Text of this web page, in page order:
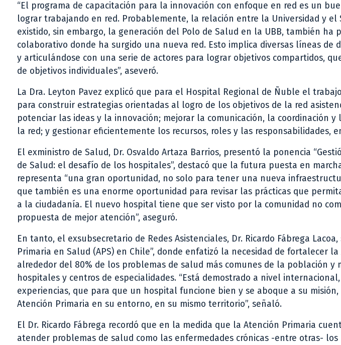
“El programa de capacitación para la innovación con enfoque en red es un
lograr trabajando en red. Probablemente, la relación entre la Universidad y el
existido, sin embargo, la generación del Polo de Salud en la UBB, también
colaborativo donde ha surgido una nueva red. Esto implica diversas líneas de
y articulándose con una serie de actores para lograr objetivos compartidos,
de objetivos individuales”, aseveró.
La Dra. Leyton Pavez explicó que para el Hospital Regional de Ñuble el
para construir estrategias orientadas al logro de los objetivos de la red
potenciar las ideas y la innovación; mejorar la comunicación, la coordinación
la red; y gestionar eficientemente los recursos, roles y las responsabilidades,
El exministro de Salud, Dr. Osvaldo Artaza Barrios, presentó la ponencia
de Salud: el desafío de los hospitales”, destacó que la futura puesta en
representa “una gran oportunidad, no solo para tener una nueva
que también es una enorme oportunidad para revisar las prácticas que
a la ciudadanía. El nuevo hospital tiene que ser visto por la comunidad no
propuesta de mejor atención”, aseguró.
En tanto, el exsubsecretario de Redes Asistenciales, Dr. Ricardo Fábrega
Primaria en Salud (APS) en Chile”, donde enfatizó la necesidad de fortalecer
alrededor del 80% de los problemas de salud más comunes de la población y
hospitales y centros de especialidades. “Está demostrado a nivel
experiencias, que para que un hospital funcione bien y se aboque a su
Atención Primaria en su entorno, en su mismo territorio”, señaló.
El Dr. Ricardo Fábrega recordó que en la medida que la Atención Primaria
atender problemas de salud como las enfermedades crónicas -entre otras-